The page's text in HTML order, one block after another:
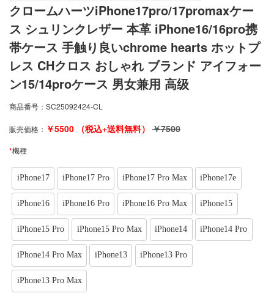
クロームハーツiPhone17pro/17promaxケー
ス シュリンクレザー 本革 iPhone16/16pro携
帯ケース 手触り良いchrome hearts ホットプ
レス CHクロス おしゃれ ブランド アイフォー
ン15/14proケース 男女兼用 高级
商品番号： SC25092424-CL
販売価格： ￥5500 （税込+送料無料） ￥7500
*機種
iPhone17 iPhone17 Pro iPhone17 Pro Max iPhone17e
iPhone16 iPhone16 Pro iPhone16 Pro Max iPhone15
iPhone15 Pro iPhone15 Pro Max iPhone14 iPhone14 Pro
iPhone14 Pro Max iPhone13 iPhone13 Pro
iPhone13 Pro Max